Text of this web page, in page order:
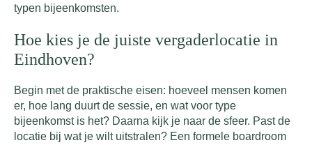
typen bijeenkomsten.
Hoe kies je de juiste vergaderlocatie in
Eindhoven?
Begin met de praktische eisen: hoeveel mensen komen
er, hoe lang duurt de sessie, en wat voor type
bijeenkomst is het? Daarna kijk je naar de sfeer. Past de
locatie bij wat je wilt uitstralen? Een formele boardroom